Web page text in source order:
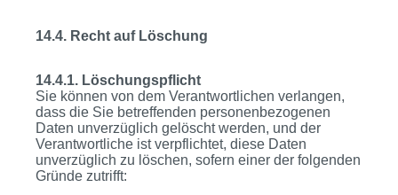
14.4. Recht auf Löschung
14.4.1. Löschungspflicht
Sie können von dem Verantwortlichen verlangen,
dass die Sie betreffenden personenbezogenen
Daten unverzüglich gelöscht werden, und der
Verantwortliche ist verpflichtet, diese Daten
unverzüglich zu löschen, sofern einer der folgenden
Gründe zutrifft: